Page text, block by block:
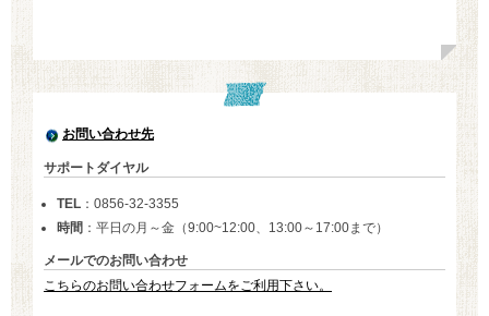
お問い合わせ先
サポートダイヤル
TEL：0856-32-3355
時間 ：平日の月～金（9:00~12:00、13:00～17:00まで）
メールでのお問い合わせ
こちらのお問い合わせフォームをご利用下さい。